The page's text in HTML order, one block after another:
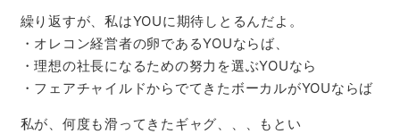
繰り返すが、私はYOUに期待しとるんだよ。
・オレコン経営者の卵であるYOUならば、
・理想の社長になるための努力を選ぶYOUなら
・フェアチャイルドからでてきたボーカルがYOUならば
私が、何度も滑ってきたギャグ、、、もとい